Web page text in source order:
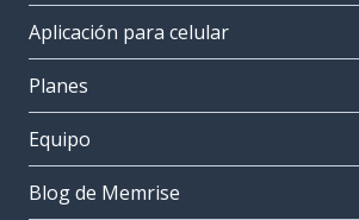
Aplicación para celular
Planes
Equipo
Blog de Memrise